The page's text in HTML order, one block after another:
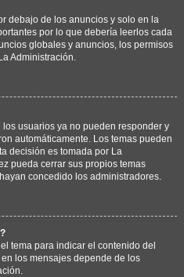
debajo de los anuncios y solo en la
por lo que debería leerlos cada
globales y anuncios, los permisos
Administración.
usuarios ya no pueden responder y
automáticamente. Los temas pueden
decisión es tomada por La
pueda cerrar sus propios temas
concedido los administradores.
tema para indicar el contenido del
los mensajes depende de los